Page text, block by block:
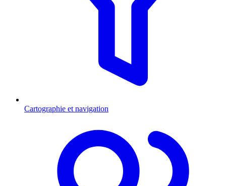
Cartographie et navigation